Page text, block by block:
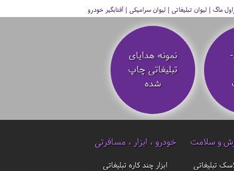
| لیوان تبلیغاتی | لیوان سرامیکی | آفتابگیر خودرو
نمونه هدایای
تبلیغاتی چاپ
شده
و سلامت
تبلیغاتی
خودرو ، ابزار ، مسافرتی
ابزار چند کاره تبلیغاتی